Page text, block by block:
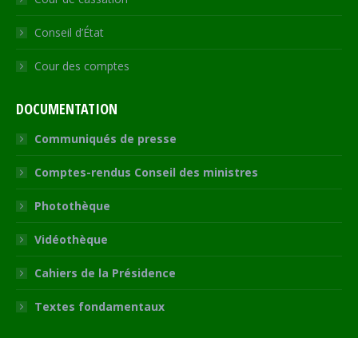
Conseil d’État
Cour des comptes
DOCUMENTATION
Communiqués de presse
Comptes-rendus Conseil des ministres
Photothèque
Vidéothèque
Cahiers de la Présidence
Textes fondamentaux